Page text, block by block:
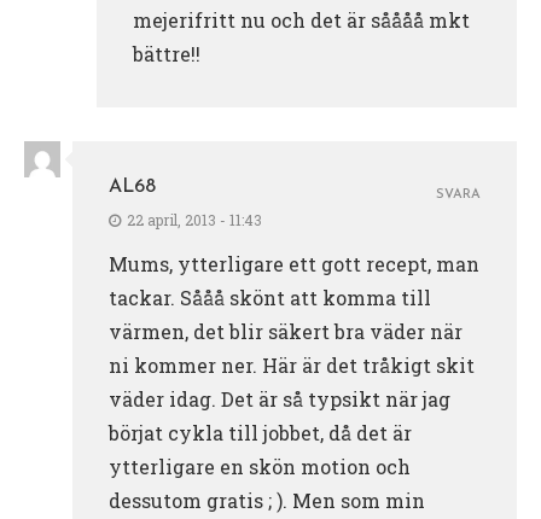
mejerifritt nu och det är såååå mkt
bättre!!
AL68
22 april, 2013 - 11:43
Mums, ytterligare ett gott recept, man
tackar. Sååå skönt att komma till
värmen, det blir säkert bra väder när
ni kommer ner. Här är det tråkigt skit
väder idag. Det är så typsikt när jag
börjat cykla till jobbet, då det är
ytterligare en skön motion och
dessutom gratis ; ). Men som min
SVARA